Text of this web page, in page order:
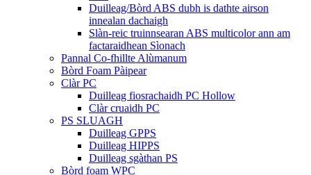
Duilleag/Bòrd ABS dubh is dathte airson
innealan dachaigh
Slàn-reic truinnsearan ABS multicolor ann am
factaraidhean Sìonach
Pannal Co-fhillte Alùmanum
Bòrd Foam Pàipear
Clàr PC
Duilleag fiosrachaidh PC Hollow
Clàr cruaidh PC
PS SLUAGH
Duilleag GPPS
Duilleag HIPPS
Duilleag sgàthan PS
Bòrd foam WPC